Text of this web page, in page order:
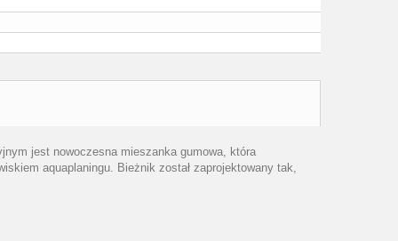
jest nowoczesna mieszanka gumowa, która
aquaplaningu. Bieżnik został zaprojektowany tak,